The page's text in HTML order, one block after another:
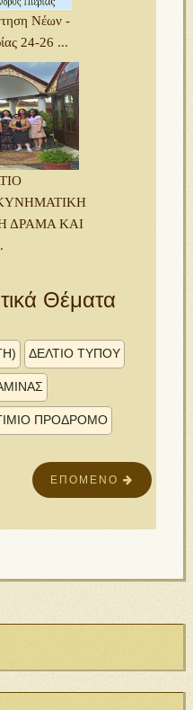
Νέων -
24-26 ...
ΔΡΑΜΑ ΚΑΙ
Θέματα
ΔΕΛΤΙΟ ΤΥΠΟΥ
ΠΡΌΔΡΟΜΟ
ΕΠΌΜΕΝΟ